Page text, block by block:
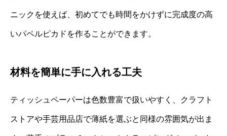
ニックを使えば、初めてでも時間をかけずに完成度の高
いパペルピカドを作ることができます。
材料を簡単に手に入れる工夫
ティッシュペーパーは色数豊富で扱いやすく、クラフト
ストアや手芸用品店で薄紙を選ぶと同様の雰囲気が出ま